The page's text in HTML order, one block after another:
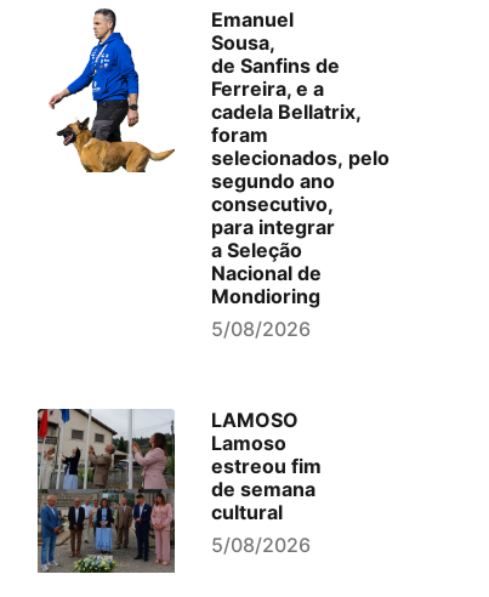
Emanuel
Sousa,
de Sanfins de
Ferreira, e a
cadela Bellatrix,
foram
selecionados, pelo
segundo ano
consecutivo,
para integrar
a Seleção
Nacional de
Mondioring
5/08/2026
LAMOSO
Lamoso
estreou fim
de semana
cultural
5/08/2026